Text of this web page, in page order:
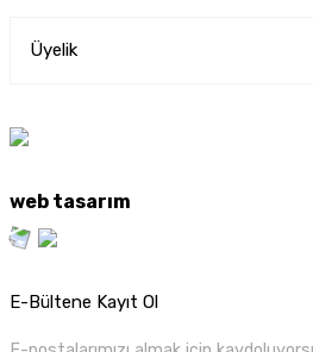
Üyelik
web tasarım
E-Bültene Kayıt Ol